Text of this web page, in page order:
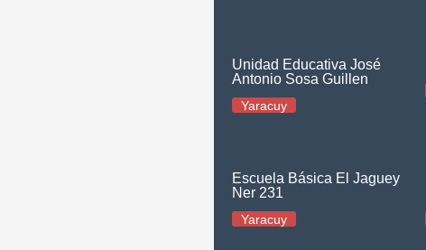
Unidad Educativa José
Antonio Sosa Guillen
Yaracuy
Escuela Básica El Jaguey
Ner 231
Yaracuy